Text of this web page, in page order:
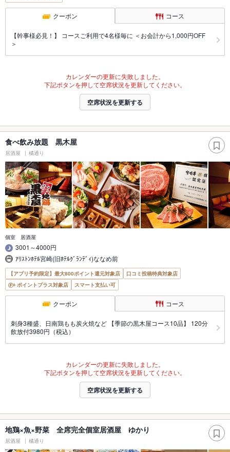
クーポン コース
【幹事様必見！】 コースご利用で4名様毎に ＜お会計から1,000円OFF
＞
カレンダーの更新に失敗しました。
下記ボタンを押して空席状況を更新してください。
空席状況を更新する
食べ飲み放題 黒木屋
居酒屋 橘通り
個室 居酒屋
3001～4000円
ｱﾘｽﾄﾝﾎﾃﾙ宮崎(旧ﾎﾃﾙｸﾞﾗﾝﾃﾞｨ)ななめ前
【アプリ予約限定】最大800ポイント還元対象店
口コミ投稿特典対象店
ポイントプラス対象店
スマート支払い可
クーポン コース
刺身3種盛、日南鶏もも炭火焼など 【季節の黒木屋コース10品】 120分
飲放付3980円（税込）
カレンダーの更新に失敗しました。
下記ボタンを押して空席状況を更新してください。
空席状況を更新する
地鶏×魚×野菜 全席完全個室居酒屋 ゆかり
居酒屋 橘通り